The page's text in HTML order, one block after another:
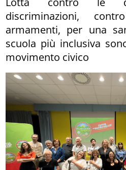
discriminazioni,
armamenti, per una
scuola più inclusiva
movimento civico